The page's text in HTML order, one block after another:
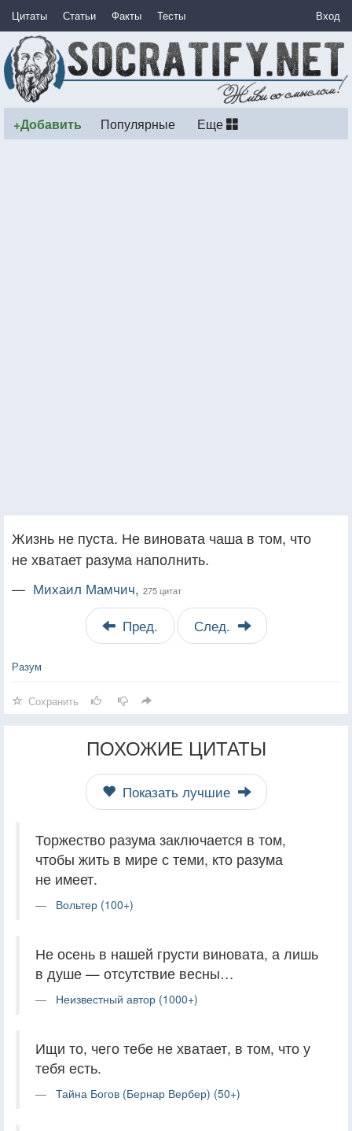
Цитаты Статьи Факты Тесты Вход
+Добавить Популярные Еще
Жизнь не пуста. Не виновата чаша в том, что
не хватает разума наполнить.
— Михаил Мамчич, 275 цитат
Пред. След.
Разум
Сохранить
ПОХОЖИЕ ЦИТАТЫ
Показать лучшие
Торжество разума заключается в том,
чтобы жить в мире с теми, кто разума
не имеет.
Вольтер (100+)
Не осень в нашей грусти виновата, а лишь
в душе — отсутствие весны…
Неизвестный автор (1000+)
Ищи то, чего тебе не хватает, в том, что у
тебя есть.
Тайна Богов (Бернар Вербер) (50+)